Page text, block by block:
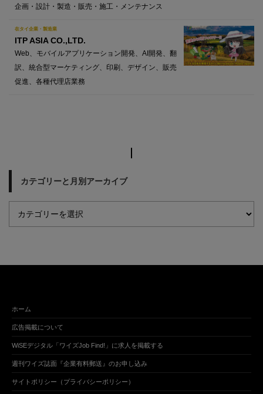
企画・設計・製造・販売・施工・メンテナンス
在タイ企業・製造業
ITP ASIA CO.,LTD.
Web、モバイルアプリケーション開発、AI開発、翻
訳、統合型マーケティング、印刷、デザイン、販売
促進、各種代理店業務
カテゴリーと月別アーカイブ
ホーム
広告掲載について
WiSEデジタル「ワイズJob Find!」に求人を掲載する
週刊ワイズ誌面『企業有料郵送』のお申し込み
サイトポリシー（プライバシーポリシー）